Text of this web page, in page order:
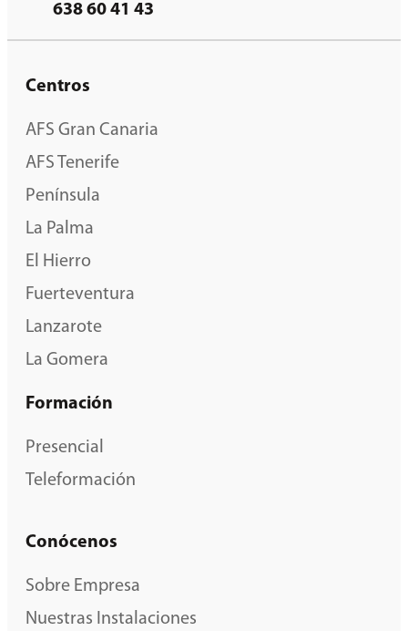
638 60 41 43
Centros
AFS Gran Canaria
AFS Tenerife
Península
La Palma
El Hierro
Fuerteventura
Lanzarote
La Gomera
Formación
Presencial
Teleformación
Conócenos
Sobre Empresa
Nuestras Instalaciones